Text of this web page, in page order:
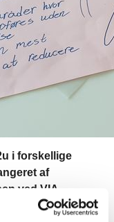
i forskellige
af
ved VIA